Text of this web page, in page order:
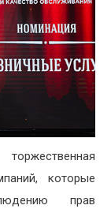
которые
прав